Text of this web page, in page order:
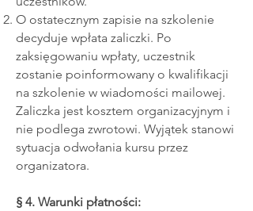
O ostatecznym zapisie na szkolenie
decyduje wpłata zaliczki. Po
zaksięgowaniu wpłaty, uczestnik
zostanie poinformowany o kwalifikacji
na szkolenie w wiadomości mailowej.
Zaliczka jest kosztem organizacyjnym i
nie podlega zwrotowi. Wyjątek stanowi
sytuacja odwołania kursu przez
organizatora.
§ 4. Warunki płatności: